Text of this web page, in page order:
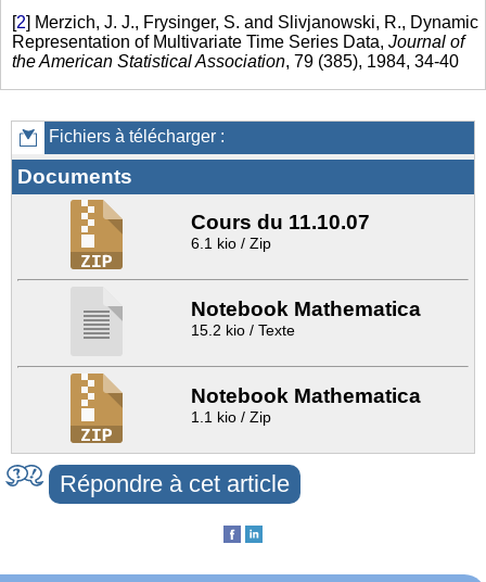
[2] Merzich, J. J., Frysinger, S. and Slivjanowski, R., Dynamic
Representation of Multivariate Time Series Data, Journal of
the American Statistical Association, 79 (385), 1984, 34-40
Fichiers à télécharger :
Documents
Cours du 11.10.07
6.1 kio / Zip
Notebook Mathematica
15.2 kio / Texte
Notebook Mathematica
1.1 kio / Zip
Répondre à cet article